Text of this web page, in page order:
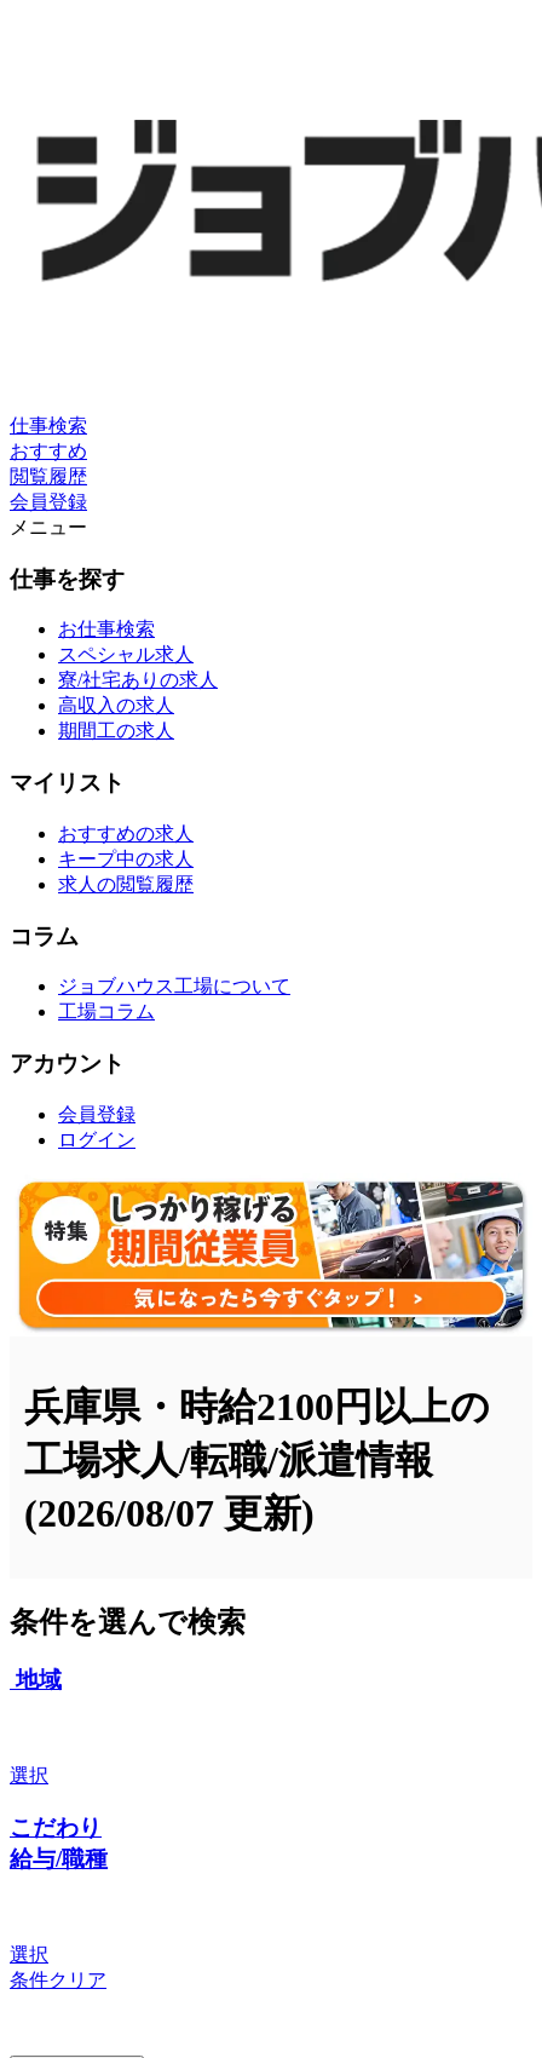
仕事検索
おすすめ
閲覧履歴
会員登録
メニュー
仕事を探す
お仕事検索
スペシャル求人
寮/社宅ありの求人
高収入の求人
期間工の求人
マイリスト
おすすめの求人
キープ中の求人
求人の閲覧履歴
コラム
ジョブハウス工場について
工場コラム
アカウント
会員登録
ログイン
兵庫県・時給2100円以上の
工場求人/転職/派遣情報
(2026/08/07 更新)
条件を選んで検索
地域
選択
こだわり
給与/職種
選択
条件クリア